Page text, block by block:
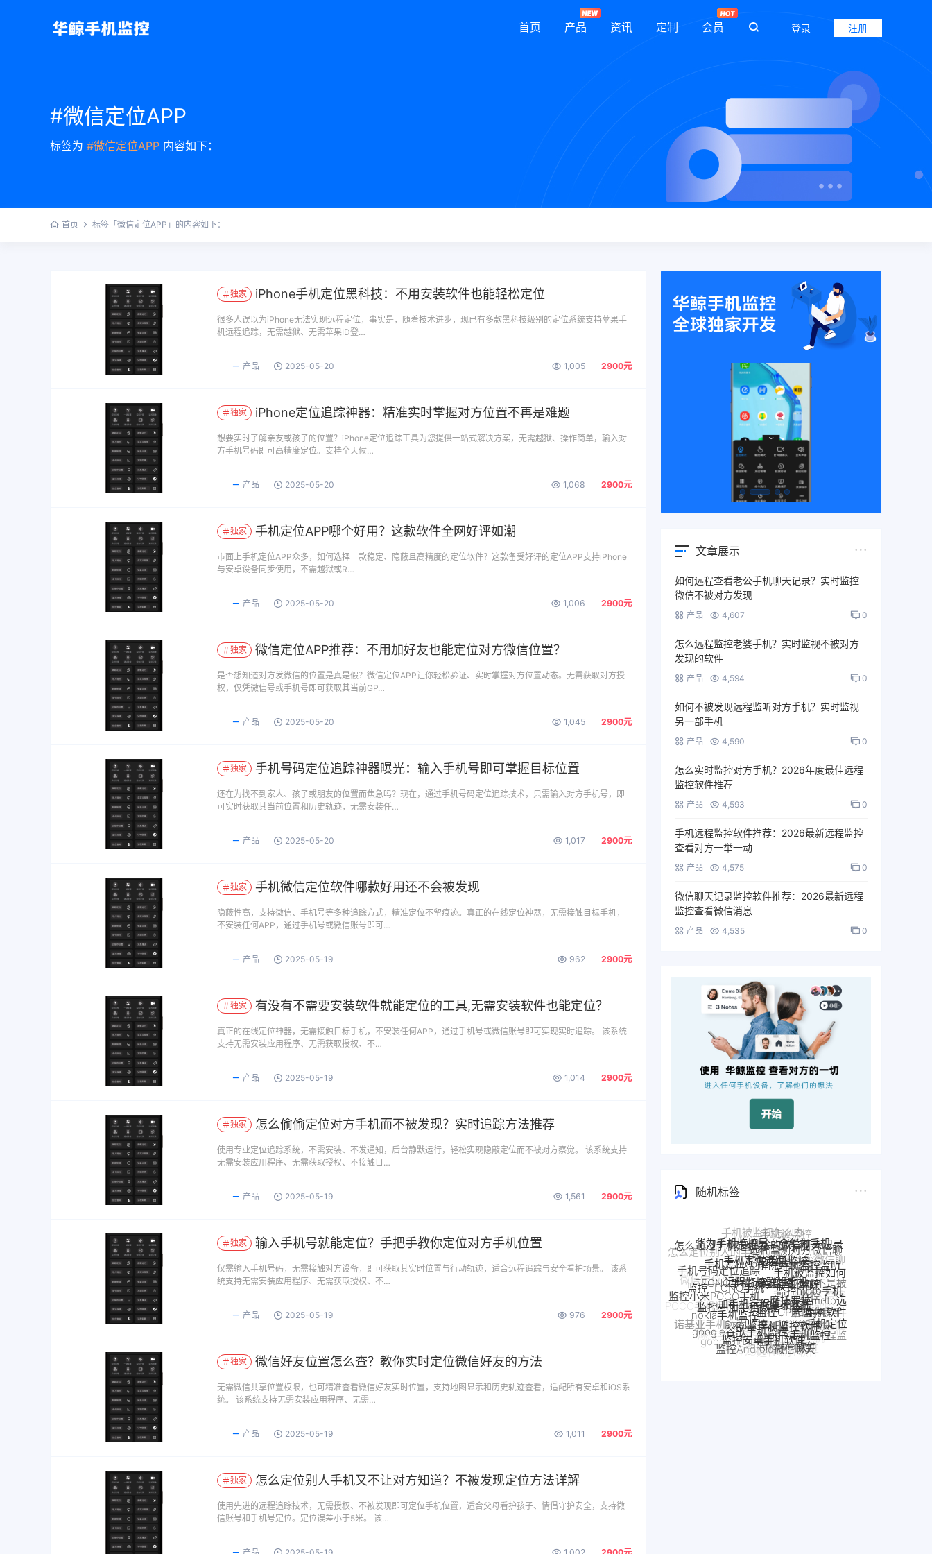
首页 产品 资讯 定制 会员 登录 注册
#微信定位APP
标签为 #微信定位APP 内容如下：
首页 标签「微信定位APP」的内容如下：
独家 iPhone手机定位黑科技：不用安装软件也能轻松定位
很多人误以为iPhone无法实现远程定位，事实是，随着技术进步，现已有多款黑科技级别的定位系统支持苹果手
机远程追踪，无需越狱、无需苹果ID登…
产品 2025-05-20 1,005 2900元
独家 iPhone定位追踪神器：精准实时掌握对方位置不再是难题
想要实时了解亲友或孩子的位置？iPhone定位追踪工具为您提供一站式解决方案，无需越狱、操作简单，输入对
方手机号码即可高精度定位。支持全天候…
产品 2025-05-20 1,068 2900元
独家 手机定位APP哪个好用？这款软件全网好评如潮
市面上手机定位APP众多，如何选择一款稳定、隐蔽且高精度的定位软件？这款备受好评的定位APP支持iPhone
与安卓设备同步使用，不需越狱或R…
产品 2025-05-20 1,006 2900元
独家 微信定位APP推荐：不用加好友也能定位对方微信位置？
是否想知道对方发微信的位置是真是假？微信定位APP让你轻松验证、实时掌握对方位置动态。无需获取对方授
权，仅凭微信号或手机号即可获取其当前GP…
产品 2025-05-20 1,045 2900元
独家 手机号码定位追踪神器曝光：输入手机号即可掌握目标位置
还在为找不到家人、孩子或朋友的位置而焦急吗？现在，通过手机号码定位追踪技术，只需输入对方手机号，即
可实时获取其当前位置和历史轨迹，无需安装任…
产品 2025-05-20 1,017 2900元
独家 手机微信定位软件哪款好用还不会被发现
隐蔽性高，支持微信、手机号等多种追踪方式，精准定位不留痕迹。真正的在线定位神器，无需接触目标手机，
不安装任何APP，通过手机号或微信账号即可…
产品 2025-05-19 962 2900元
独家 有没有不需要安装软件就能定位的工具,无需安装软件也能定位？
真正的在线定位神器，无需接触目标手机，不安装任何APP，通过手机号或微信账号即可实现实时追踪。 该系统
支持无需安装应用程序、无需获取授权、不…
产品 2025-05-19 1,014 2900元
独家 怎么偷偷定位对方手机而不被发现？实时追踪方法推荐
使用专业定位追踪系统，不需安装、不发通知，后台静默运行，轻松实现隐蔽定位而不被对方察觉。 该系统支持
无需安装应用程序、无需获取授权、不接触目…
产品 2025-05-19 1,561 2900元
独家 输入手机号就能定位？手把手教你定位对方手机位置
仅需输入手机号码，无需接触对方设备，即可获取其实时位置与行动轨迹，适合远程追踪与安全看护场景。 该系
统支持无需安装应用程序、无需获取授权、不…
产品 2025-05-19 976 2900元
独家 微信好友位置怎么查？教你实时定位微信好友的方法
无需微信共享位置权限，也可精准查看微信好友实时位置，支持地图显示和历史轨迹查看，适配所有安卓和iOS系
统。 该系统支持无需安装应用程序、无需…
产品 2025-05-19 1,011 2900元
独家 怎么定位别人手机又不让对方知道？不被发现定位方法详解
使用先进的远程追踪技术，无需授权、不被发现即可定位手机位置，适合父母看护孩子、情侣守护安全，支持微
信账号和手机号定位。定位误差小于5米。 该…
文章展示
如何远程查看老公手机聊天记录？实时监控
微信不被对方发现
产品 4,607 0
怎么远程监控老婆手机？实时监视不被对方
发现的软件
产品 4,594 0
如何不被发现远程监听对方手机？实时监视
另一部手机
产品 4,590 0
怎么实时监控对方手机？2026年度最佳远程
监控软件推荐
产品 4,593 0
手机远程监控软件推荐：2026最新远程监控
查看对方一举一动
产品 4,575 0
微信聊天记录监控软件推荐：2026最新远程
监控查看微信消息
产品 4,535 0
随机标签
华为手机监控另一个华为手机
恢复删除的微信聊天记录
手机号码定位追踪
手机定位app
手机定位追踪
华鲸手机监控
解除手机监控监听
手机被监控如何
解除
手机是不是被
监控了
手机被别人监控
了怎么解除
小米POCO远程控制
POCO手机远程监控
监控小米POCO手机
监控TECNO手机
TECNO手机远程监控
远程监控联想手机
联想手机监控
监控moto手机
摩托罗拉moto远
程监控
监控真我手
机软件
真我手机远程监控
别人手机
realme手机监控
怎么远程监控中兴手机
中兴myos手机监控
魅族手机怎么远程监控另一台手机
魅族手机监控
诺基亚手机远程监控
nokia手机监控
监控一加手机微信
一加手机远程监控软件
一加手机监控
监控OPPO手机软件
OPPO手机定位
OPPO手机远程监
控
手机窃听
VIVO远程监控软件
VIVO手机监控
google Pixel监控
google谷歌手机监控
Pixel监控APP
Pixel手机监控软件
google手机监控
Android软件
监控Android微信聊天
监控安卓手机软件